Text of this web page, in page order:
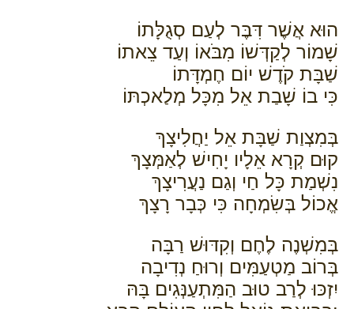
הוּא אֲשֶׁר דִּבֶּר לְעַם סְגֻלָּתוֹ
שָׁמוֹר לְקַדְּשׁוֹ מִבֹּאוֹ וְעַד צֵאתוֹ
שַׁבָּת קֹדֶשׁ יוֹם חֶמְדָּתוֹ
כִּי בוֹ שָׁבַת אֵל מִכָּל מְלַאכְתּוֹ
בְּמִצְוַת שַׁבָּת אֵל יַחֲלִיצָךְ
קוּם קְרָא אֵלָיו יָחִישׁ לְאַמְּצָךְ
נִשְׁמַת כָּל חַי וְגַם נַעֲרִיצָךְ
אֱכוֹל בְּשִׂמְחָה כִּי כְּבָר רָצָךְ
בְּמִשְׁנֶה לֶחֶם וְקִדּוּשׁ רַבָּה
בְּרוֹב מַטְעַמִּים וְרוּחַ נְדִיבָה
יִזְכּוּ לְרַב טוּב הַמִּתְעַנְּגִים בָּהּ